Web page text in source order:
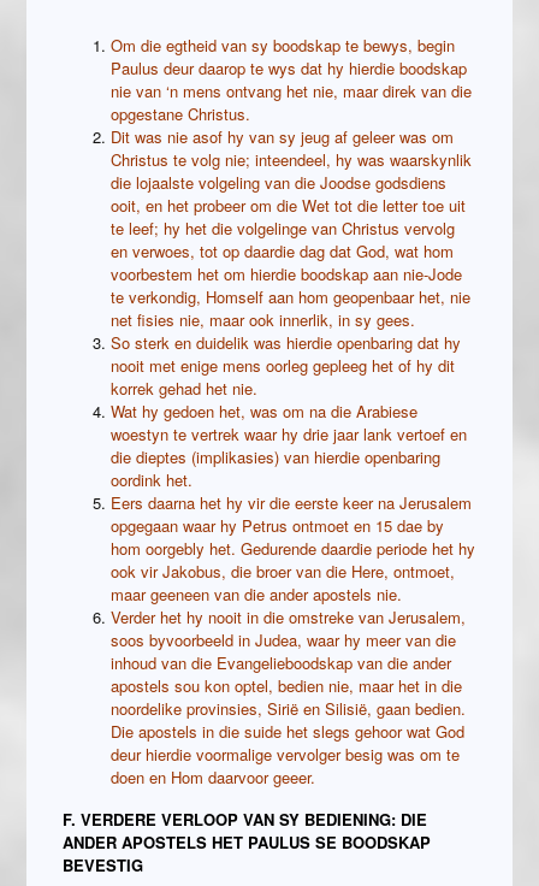
Om die egtheid van sy boodskap te bewys, begin
Paulus deur daarop te wys dat hy hierdie boodskap
nie van ‘n mens ontvang het nie, maar direk van die
opgestane Christus.
Dit was nie asof hy van sy jeug af geleer was om
Christus te volg nie; inteendeel, hy was waarskynlik
die lojaalste volgeling van die Joodse godsdiens
ooit, en het probeer om die Wet tot die letter toe uit
te leef; hy het die volgelinge van Christus vervolg
en verwoes, tot op daardie dag dat God, wat hom
voorbestem het om hierdie boodskap aan nie-Jode
te verkondig, Homself aan hom geopenbaar het, nie
net fisies nie, maar ook innerlik, in sy gees.
So sterk en duidelik was hierdie openbaring dat hy
nooit met enige mens oorleg gepleeg het of hy dit
korrek gehad het nie.
Wat hy gedoen het, was om na die Arabiese
woestyn te vertrek waar hy drie jaar lank vertoef en
die dieptes (implikasies) van hierdie openbaring
oordink het.
Eers daarna het hy vir die eerste keer na Jerusalem
opgegaan waar hy Petrus ontmoet en 15 dae by
hom oorgebly het. Gedurende daardie periode het hy
ook vir Jakobus, die broer van die Here, ontmoet,
maar geeneen van die ander apostels nie.
Verder het hy nooit in die omstreke van Jerusalem,
soos byvoorbeeld in Judea, waar hy meer van die
inhoud van die Evangelieboodskap van die ander
apostels sou kon optel, bedien nie, maar het in die
noordelike provinsies, Sirië en Silisië, gaan bedien.
Die apostels in die suide het slegs gehoor wat God
deur hierdie voormalige vervolger besig was om te
doen en Hom daarvoor geeer.
F. VERDERE VERLOOP VAN SY BEDIENING: DIE
ANDER APOSTELS HET PAULUS SE BOODSKAP
BEVESTIG